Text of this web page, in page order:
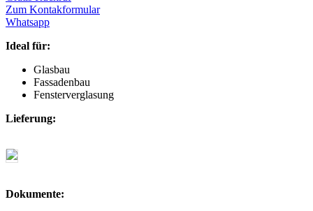
Zum Kontakformular
Whatsapp
Ideal für:
Glasbau
Fassadenbau
Fensterverglasung
Lieferung:
Dokumente: